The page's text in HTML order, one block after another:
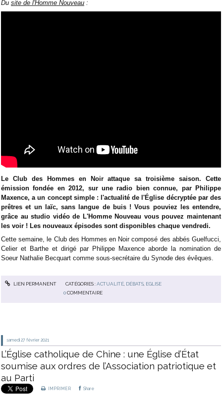
Du site de l'Homme Nouveau :
Le Club des Hommes en Noir attaque sa troisième saison. Cette
émission fondée en 2012, sur une radio bien connue, par Philippe
Maxence, a un concept simple : l'actualité de l'Église décryptée par des
prêtres et un laïc, sans langue de buis ! Vous pouviez les entendre,
grâce au studio vidéo de L'Homme Nouveau vous pouvez maintenant
les voir ! Les nouveaux épisodes sont disponibles chaque vendredi.
Cette semaine, le Club des Hommes en Noir composé des abbés Guelfucci,
Celier et Barthe et dirigé par Philippe Maxence aborde la nomination de
Soeur Nathalie Becquart comme sous-secrétaire du Synode des évêques.
LIEN PERMANENT CATÉGORIES :ACTUALITÉ, DÉBATS, EGLISE
0 COMMENTAIRE
samedi 27 février 2021
L’Église catholique de Chine : une Église d’État
soumise aux ordres de l’Association patriotique et
au Parti
IMPRIMER Share